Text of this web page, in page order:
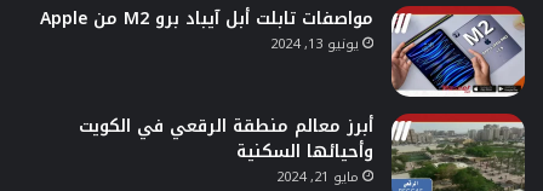
مواصفات تابلت أبل آيباد برو M2 من Apple
يونيو 13, 2024
أبرز معالم منطقة الرقعي في الكويت
وأحيائها السكنية
مايو 21, 2024